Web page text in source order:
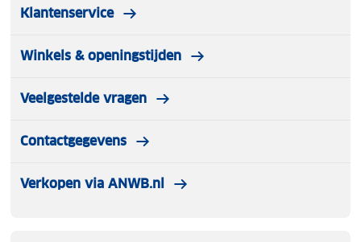
Klantenservice
Winkels & openingstijden
Veelgestelde vragen
Contactgegevens
Verkopen via ANWB.nl